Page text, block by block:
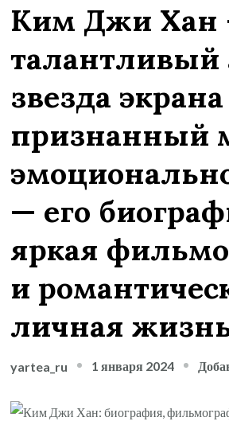
Ким Джи Хан
талантливый
звезда
признанный
— его
яркая
и
личная
yartea_ru 1 января 2024